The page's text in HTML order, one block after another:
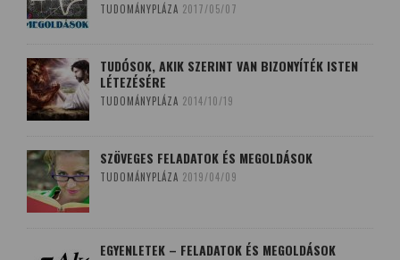
TUDOMÁNYPLÁZA 2017/05/07
TUDÓSOK, AKIK SZERINT VAN BIZONYÍTÉK ISTEN
LÉTEZÉSÉRE
TUDOMÁNYPLÁZA 2014/10/19
SZÖVEGES FELADATOK ÉS MEGOLDÁSOK
TUDOMÁNYPLÁZA 2019/04/09
EGYENLETEK – FELADATOK ÉS MEGOLDÁSOK